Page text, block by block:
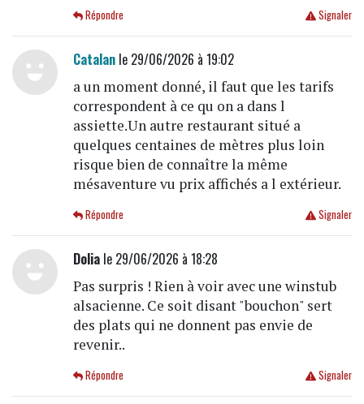
Signaler
Répondre
Catalanle 29/06/2026 à 19:02
a un moment donné, il faut que les tarifs
correspondent à ce qu on a dans l
assiette.Un autre restaurant situé a
quelques centaines de mètres plus loin
risque bien de connaître la même
mésaventure vu prix affichés a l extérieur.
Signaler
Répondre
Doliale 29/06/2026 à 18:28
Pas surpris ! Rien à voir avec une winstub
alsacienne. Ce soit disant "bouchon" sert
des plats qui ne donnent pas envie de
revenir..
Signaler
Répondre